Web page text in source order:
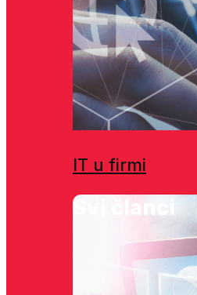
IT u firmi
Svi članci